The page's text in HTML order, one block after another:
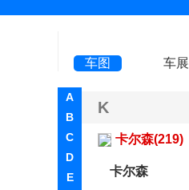
车图 车展
A
B
C
D
E
钧天(1)
K
卡尔森(219)
卡尔森